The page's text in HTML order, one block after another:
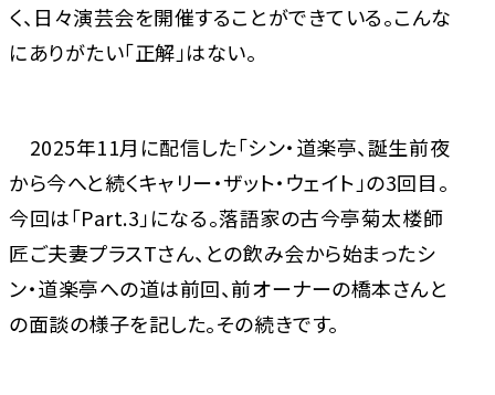
く、日々演芸会を開催することができている。こんな
にありがたい「正解」はない。
2025年11月に配信した「シン・道楽亭、誕生前夜
から今へと続くキャリー・ザット・ウェイト」の3回目。
今回は「Part.3」になる。落語家の古今亭菊太楼師
匠ご夫妻プラスTさん、との飲み会から始まったシ
ン・道楽亭への道は前回、前オーナーの橋本さんと
の面談の様子を記した。その続きです。